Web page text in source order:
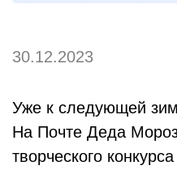
30.12.2023
Уже к следующей
На Почте Деда
творческого